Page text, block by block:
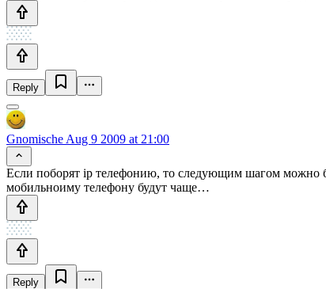
Reply
Gnomische Aug 9 2009 at 21:00
Если поборят ip телефонию, то следующим шагом можно
мобильноиму телефону будут чаще…
Reply